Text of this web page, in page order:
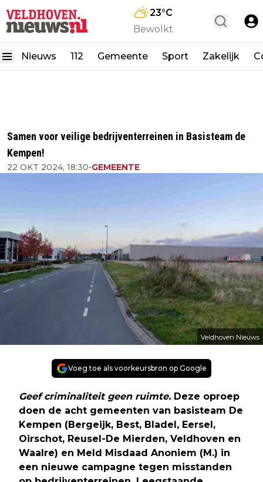
23°C
Bewolkt
Nieuws 112 Gemeente Sport Zakelijk
Samen voor veilige bedrijventerreinen in Basisteam de
Kempen!
22 OKT 2024, 18:30•GEMEENTE
Veldhoven Nieuws
Voeg toe als voorkeursbron op Google
Geef criminaliteit geen ruimte. Deze oproep
doen de acht gemeenten van basisteam De
Kempen (Bergeijk, Best, Bladel, Eersel,
Oirschot, Reusel-De Mierden, Veldhoven en
Waalre) en Meld Misdaad Anoniem (M.) in
een nieuwe campagne tegen misstanden